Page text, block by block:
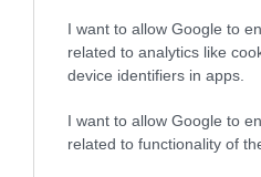
I want to allow Google to
related to analytics like
device identifiers in apps.
I want to allow Google to
related to functionality of
Τα εισιτήρια για τον
αγώνα ΤΣΣΚΑ 1948 –